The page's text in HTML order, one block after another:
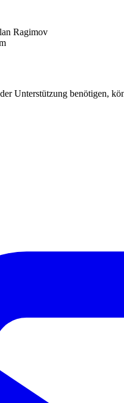
Ragimov
Unterstützung benötigen,